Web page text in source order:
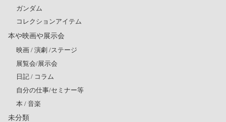
ガンダム
コレクションアイテム
本や映画や展示会
映画 / 演劇 /ステージ
展覧会/展示会
日記 / コラム
自分の仕事/セミナー等
本 / 音楽
未分類